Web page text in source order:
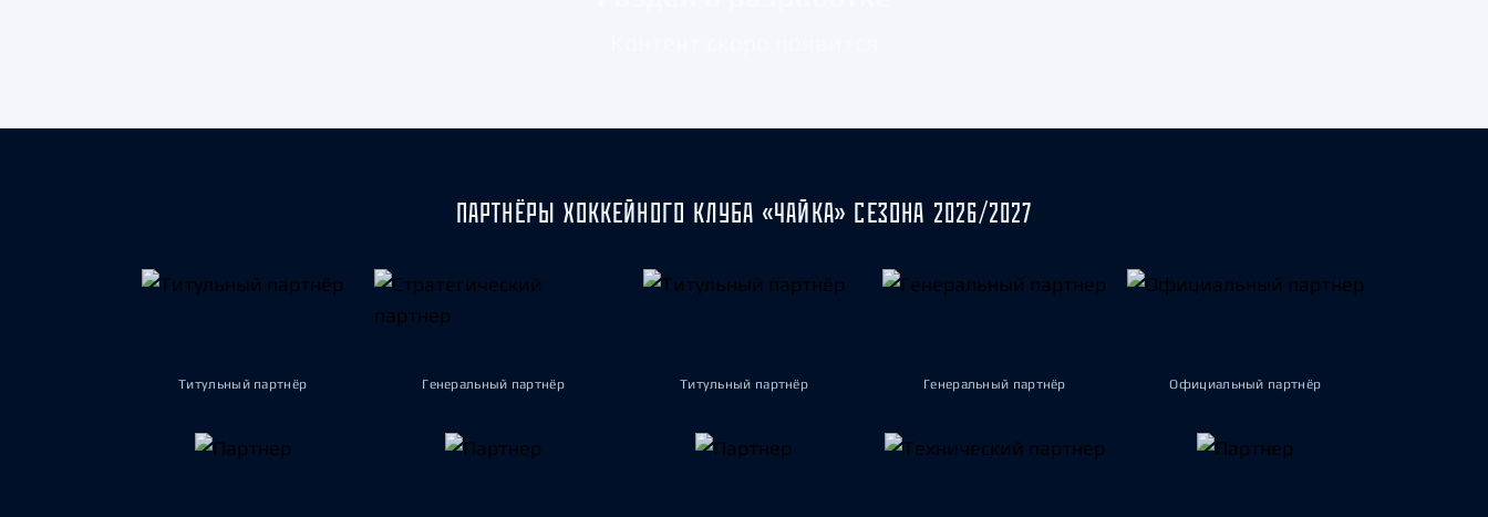
ПАРТНЁРЫ ХОККЕЙНОГО КЛУБА «ЧАЙКА» СЕЗОНА 2026/2027
Титульный партнёр Генеральный партнёр Титульный партнёр Генеральный партнёр Официальный партнёр